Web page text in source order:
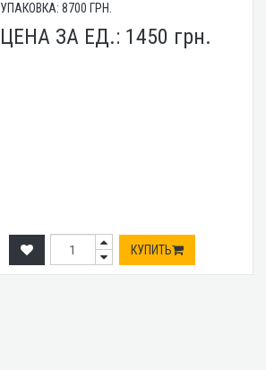
УПАКОВКА: 8700 ГРН.
ЦЕНА ЗА ЕД.: 1450 грн.
КУПИТЬ